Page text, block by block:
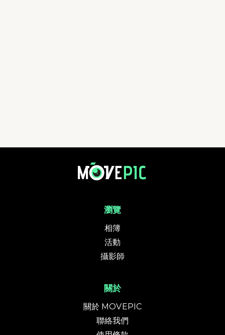
瀏覽
相簿
活動
攝影師
關於
關於 MOVEPIC
聯絡我們